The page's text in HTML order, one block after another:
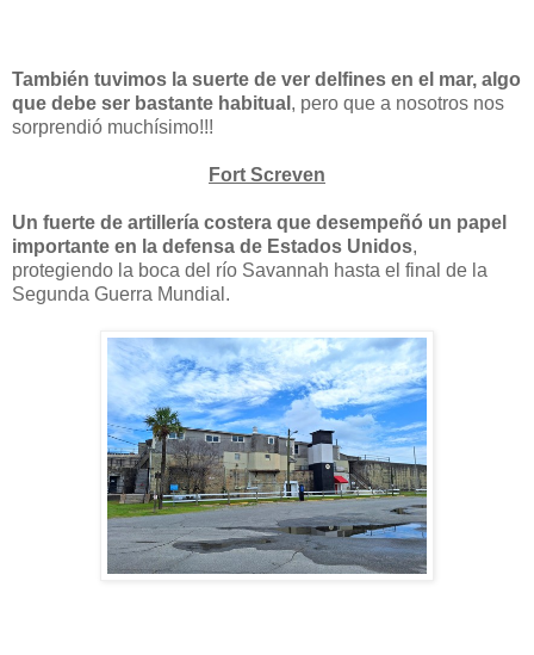
También tuvimos la suerte de ver delfines en el mar, algo
que debe ser bastante habitual , pero que a nosotros nos
sorprendió muchísimo!!!
Fort Screven
Un fuerte de artillería costera que desempeñó un papel
importante en la defensa de Estados Unidos,
protegiendo la boca del río Savannah hasta el final de la
Segunda Guerra Mundial.